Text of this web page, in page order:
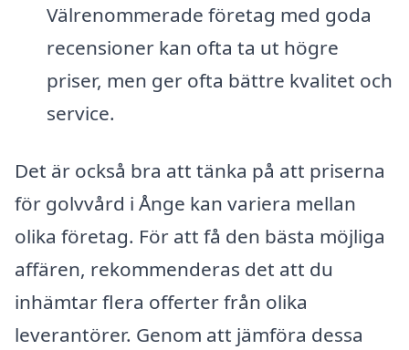
Välrenommerade företag med goda
recensioner kan ofta ta ut högre
priser, men ger ofta bättre kvalitet och
service.
Det är också bra att tänka på att priserna
för golvvård i Ånge kan variera mellan
olika företag. För att få den bästa möjliga
affären, rekommenderas det att du
inhämtar flera offerter från olika
leverantörer. Genom att jämföra dessa